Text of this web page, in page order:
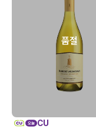
품절
CU